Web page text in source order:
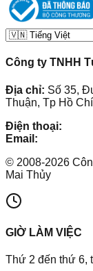
Công ty TNHH
Địa chỉ: Số 35,
Thuận, Tp Hồ
Điện thoại:
Email:
© 2008-2026
Mai Thủy
GIỜ LÀM VIỆC
Thứ 2 đến thứ 6,